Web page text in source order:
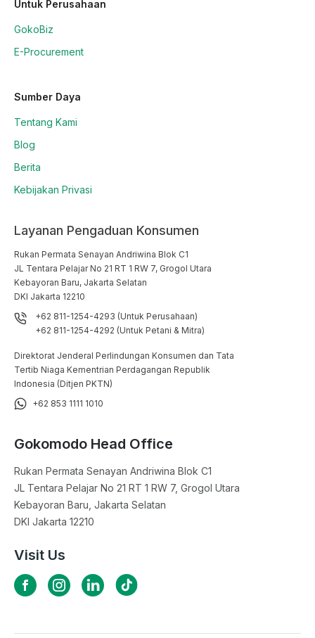
Untuk Perusahaan
GokoBiz
E-Procurement
Sumber Daya
Tentang Kami
Blog
Berita
Kebijakan Privasi
Layanan Pengaduan Konsumen
Rukan Permata Senayan Andriwina Blok C1
JL Tentara Pelajar No 21 RT 1 RW 7, Grogol Utara
Kebayoran Baru, Jakarta Selatan
DKI Jakarta 12210
+62 811-1254-4293 (Untuk Perusahaan)
+62 811-1254-4292 (Untuk Petani & Mitra)
Direktorat Jenderal Perlindungan Konsumen dan Tata
Tertib Niaga Kementrian Perdagangan Republik
Indonesia (Ditjen PKTN)
+62 853 1111 1010
Gokomodo Head Office
Rukan Permata Senayan Andriwina Blok C1
JL Tentara Pelajar No 21 RT 1 RW 7, Grogol Utara
Kebayoran Baru, Jakarta Selatan
DKI Jakarta 12210
Visit Us